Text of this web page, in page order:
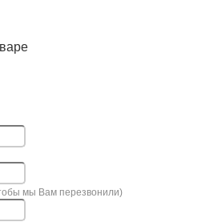
мы Вам перезвонили)